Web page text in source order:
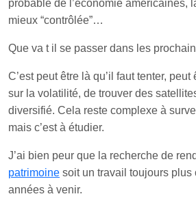
probable de l’économie américaines,
mieux “contrôlée”…
Que va t il se passer dans les
C’est peut être là qu’il faut tenter,
sur la volatilité, de trouver des
diversifié. Cela reste complexe à
mais c’est à étudier.
J’ai bien peur que la recherche de
patrimoine soit un travail toujours
années à venir.